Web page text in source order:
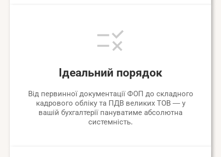
Ідеальний порядок
Від первинної документації ФОП до складного
кадрового обліку та ПДВ великих ТОВ — у
вашій бухгалтерії пануватиме абсолютна
системність.